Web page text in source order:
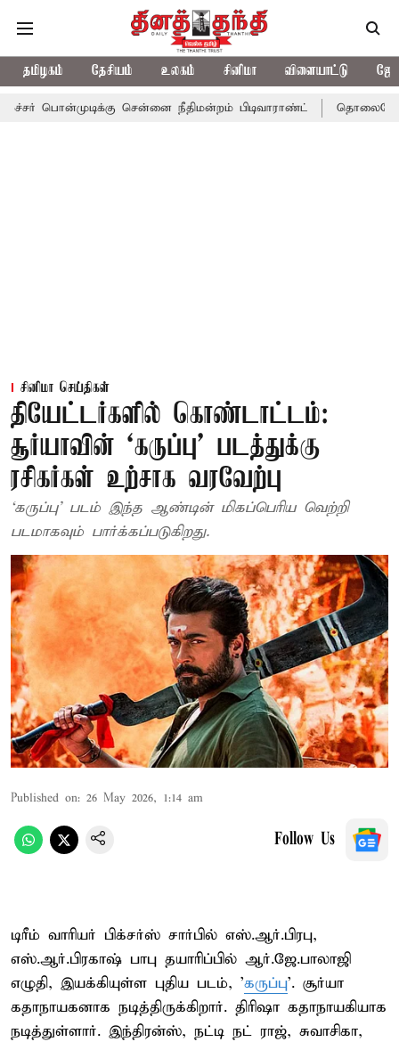
தமிழகம் தேசியம் உலகம் சினிமா விளையாட்டு
சென்னை நீதிமன்றம் பிடிவாராண்ட் தொலைநோக்கு
சினிமா செய்திகள்
தியேட்டர்களில் கொண்டாட்டம்:
சூர்யாவின் ‘கருப்பு' படத்துக்கு
ரசிகர்கள் உற்சாக வரவேற்பு
‘கருப்பு' படம் இந்த ஆண்டின் மிகப்பெரிய வெற்றி
படமாகவும் பார்க்கப்படுகிறது.
Published on: 26 May 2026, 1:14 am
Follow Us
டிரீம் வாரியர் பிக்சர்ஸ் சார்பில் எஸ்.ஆர்.பிரபு,
எஸ்.ஆர்.பிரகாஷ் பாபு தயாரிப்பில் ஆர்.ஜே.பாலாஜி
எழுதி, இயக்கியுள்ள புதிய படம், 'கருப்பு'. சூர்யா
கதாநாயகனாக நடித்திருக்கிறார். திரிஷா கதாநாயகியாக
நடித்துள்ளார். இந்திரன்ஸ், நட்டி நட் ராஜ், சுவாசிகா,